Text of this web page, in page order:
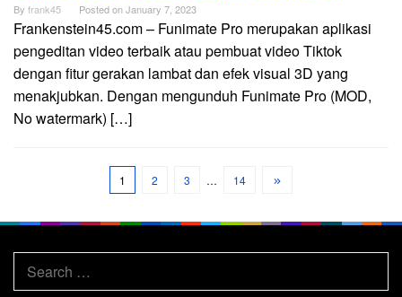
By frank45 Posted onJanuary 7, 2023
Frankenstein45.com – Funimate Pro merupakan aplikasi
pengeditan video terbaik atau pembuat video Tiktok
dengan fitur gerakan lambat dan efek visual 3D yang
menakjubkan. Dengan mengunduh Funimate Pro (MOD,
No watermark) […]
1 2 3 … 14
Search
for: